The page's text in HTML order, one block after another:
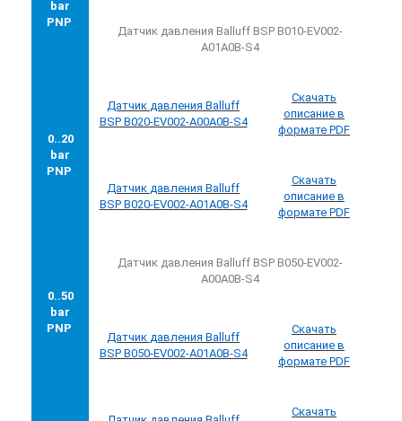
bar
PNP
Датчик давления Balluff BSP B010-EV002-
A01A0B-S4
0..20
bar
PNP
Датчик давления Balluff
BSP B020-EV002-A00A0B-S4
Скачать
описание в
формате PDF
Датчик давления Balluff
BSP B020-EV002-A01A0B-S4
Скачать
описание в
формате PDF
0..50
bar
PNP
Датчик давления Balluff BSP B050-EV002-
A00A0B-S4
Датчик давления Balluff
BSP B050-EV002-A01A0B-S4
Скачать
описание в
формате PDF
Скачать